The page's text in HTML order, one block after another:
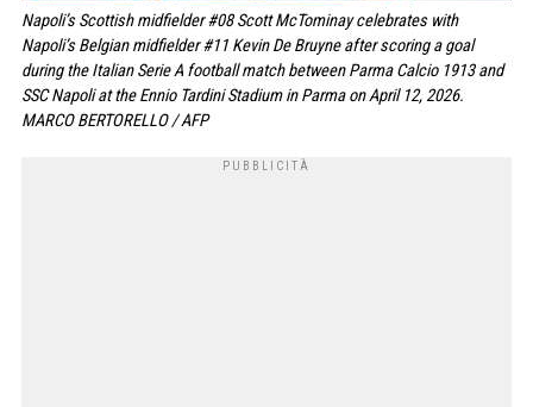
Napoli’s Scottish midfielder #08 Scott McTominay celebrates with
Napoli’s Belgian midfielder #11 Kevin De Bruyne after scoring a goal
during the Italian Serie A football match between Parma Calcio 1913 and
SSC Napoli at the Ennio Tardini Stadium in Parma on April 12, 2026.
MARCO BERTORELLO / AFP